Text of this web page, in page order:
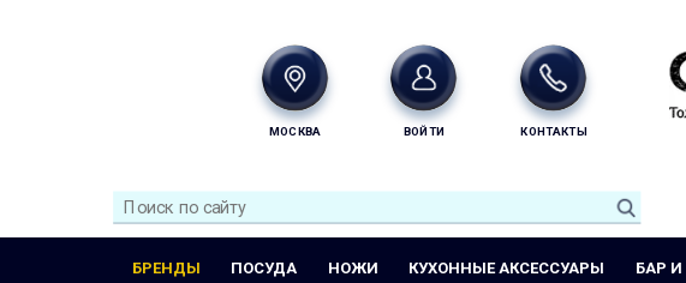
МОСКВА ВОЙТИ КОНТАКТЫ
БРЕНДЫ ПОСУДА НОЖИ КУХОННЫЕ АКСЕССУАРЫ БАР